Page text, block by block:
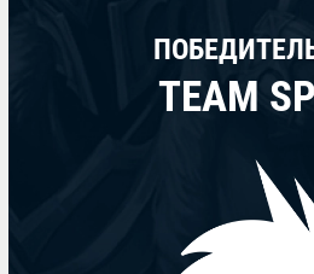
TEAM